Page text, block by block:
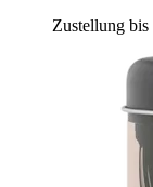
Zustellung